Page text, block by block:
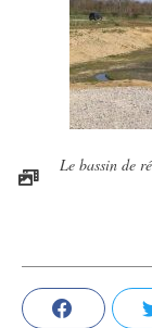
Le bassin de